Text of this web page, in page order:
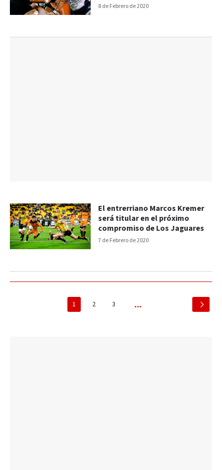
8 de Febrero de 2020
7 de Febrero de 2020
El entrerriano Marcos Kremer
será titular en el próximo
compromiso de Los Jaguares
1 2 3